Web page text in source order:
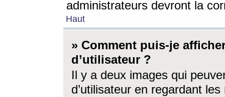
administrateurs devront la
Haut
» Comment puis-je
d’utilisateur ?
Il y a deux images qui
d’utilisateur en regardant